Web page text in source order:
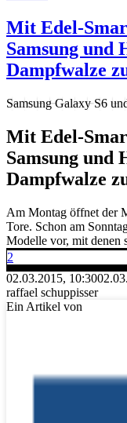
Mit Edel-
Samsung und
Dampfwalze
Samsung Galaxy S6
Mit Edel-
Samsung und
Dampfwalze
Am Montag öffnet der
Tore. Schon am
Modelle vor, mit denen
2
02.03.2015, 10:30
raffael schuppisser
Ein Artikel von